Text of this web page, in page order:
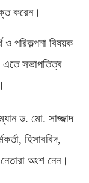
করেন।
ও পরিকল্পনা বিষয়ক
এতে সভাপতিত্ব
ড. মো. সাজ্জাদ
, হিসাববিদ,
অংশ নেন।